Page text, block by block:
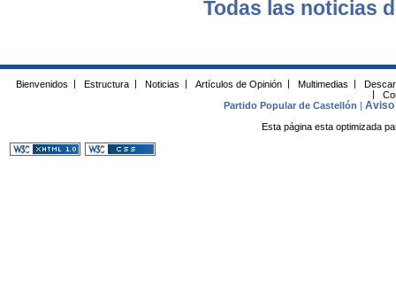
Todas las noticias
Bienvenidos Estructura Noticias Artículos de Opinión Multimedias
Partido Popular de Castellón
|Aviso
Esta página esta optimizada